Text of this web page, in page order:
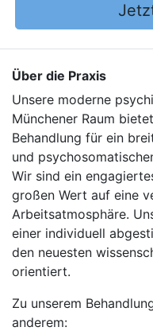
Über die Praxis
Unsere moderne
Münchener Raum
Behandlung für ein
und
Wir sind ein
großen Wert auf eine
Arbeitsatmosphäre.
einer individuell
den neuesten
orientiert.
Zu unserem
anderem: